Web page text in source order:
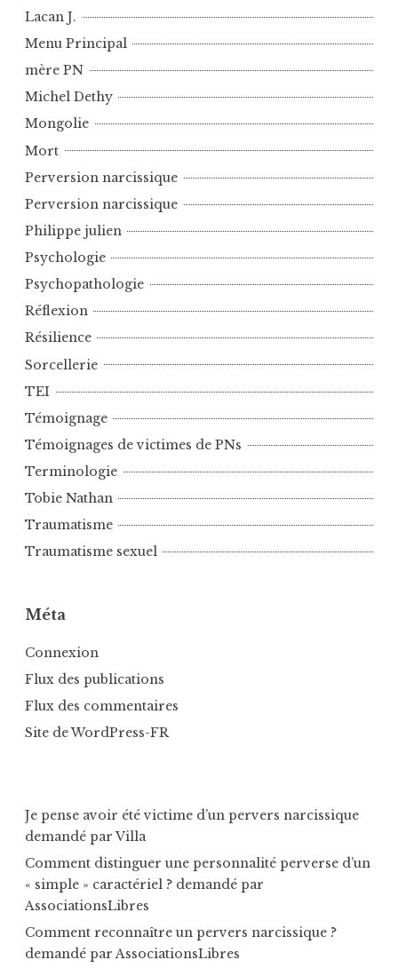
Lacan J.
Menu Principal
mère PN
Michel Dethy
Mongolie
Mort
Perversion narcissique
Perversion narcissique
Philippe julien
Psychologie
Psychopathologie
Réflexion
Résilience
Sorcellerie
TEI
Témoignage
Témoignages de victimes de PNs
Terminologie
Tobie Nathan
Traumatisme
Traumatisme sexuel
Méta
Connexion
Flux des publications
Flux des commentaires
Site de WordPress-FR
Je pense avoir été victime d’un pervers narcissique
demandé par Villa
Comment distinguer une personnalité perverse d’un
« simple » caractériel ? demandé par
AssociationsLibres
Comment reconnaître un pervers narcissique ?
demandé parAssociationsLibres